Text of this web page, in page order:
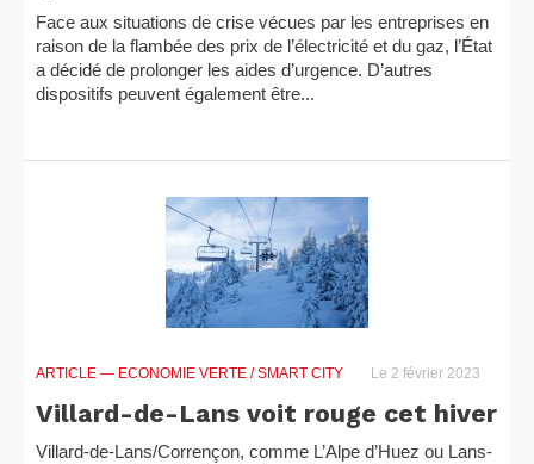
Face aux situations de crise vécues par les entreprises en
raison de la flambée des prix de l’électricité et du gaz, l’État
a décidé de prolonger les aides d’urgence. D’autres
dispositifs peuvent également être...
ARTICLE — ECONOMIE VERTE / SMART CITY Le 2 février 2023
Villard-de-Lans voit rouge cet hiver
Villard-de-Lans/Corrençon, comme L’Alpe d’Huez ou Lans-